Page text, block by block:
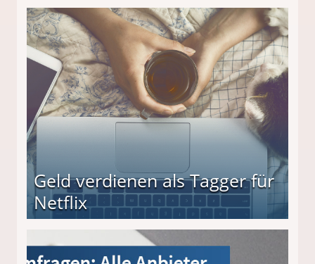
Geld verdienen als Tagger für
Netflix